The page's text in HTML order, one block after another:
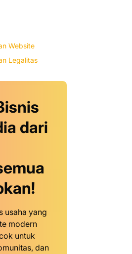
Website
Legalitas
dari
usaha yang
modern
untuk
dan